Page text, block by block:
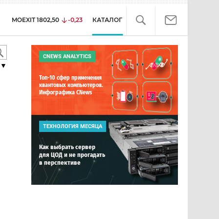
MOEXIT 1802,50 -0,23 КАТАЛОГ
CNEWS ANALYTICS
Топ-10 сфер применения
квантовых компьютеров.
Инфографика CNews
ТЕХНОЛОГИЯ МЕСЯЦА
Как выбрать сервер
для ЦОД и не прогадать
в перспективе